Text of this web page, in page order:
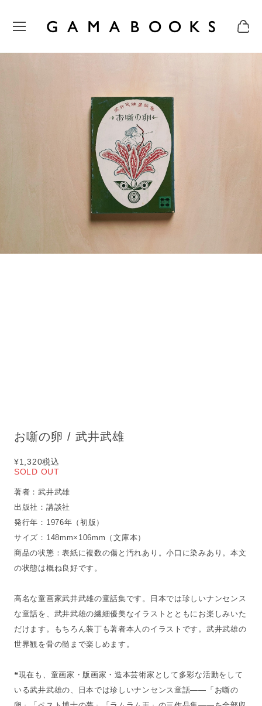
お噺の卵 / 武井武雄
¥1,320税込
SOLD OUT
著者：武井武雄
出版社：講談社
発行年：1976年（初版）
サイズ：148mm×106mm（文庫本）
商品の状態：表紙に複数の傷と汚れあり。小口に染みあり。本文
の状態は概ね良好です。
高名な童画家武井武雄の童話集です。日本では珍しいナンセンス
な童話を、武井武雄の繊細優美なイラストとともにお楽しみいた
だけます。もちろん装丁も著者本人のイラストです。武井武雄の
世界観を骨の髄まで楽しめます。
❝現在も、童画家・版画家・造本芸術家として多彩な活動をして
いる武井武雄の、日本では珍しいナンセンス童話——「お噺の